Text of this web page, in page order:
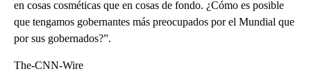
en cosas cosméticas que en cosas de fondo. ¿Cómo es posible
que tengamos gobernantes más preocupados por el Mundial que
por sus gobernados?”.
The-CNN-Wire